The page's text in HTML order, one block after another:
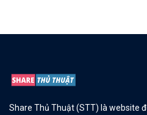
Share Thủ Thuật (STT) là website